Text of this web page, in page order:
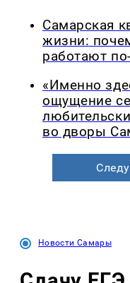
Самарская
жизни:
работают
«Именно
ощущение
во дворы
Новости Самары